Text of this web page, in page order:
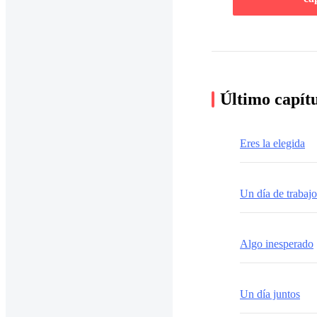
Último
Eres la elegida
Un día de trabajo
Algo inesperado
Un día juntos